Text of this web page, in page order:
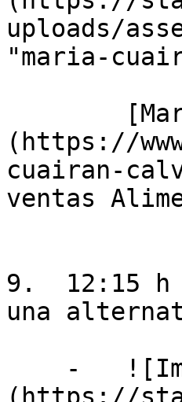
uploads/
"maria-
(https://
cuairan-
ventas
9.  12:15 h
una